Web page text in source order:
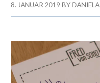
8. JANUAR 2019 BYDANIELA